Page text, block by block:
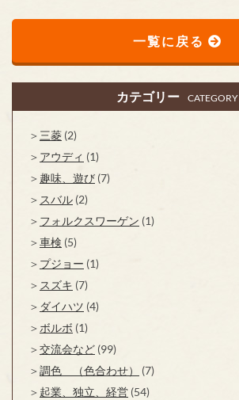
一覧に戻る
カテゴリー CATEGORY
三菱 (2)
アウディ (1)
趣味、遊び (7)
スバル (2)
フォルクスワーゲン (1)
車検 (5)
プジョー (1)
スズキ (7)
ダイハツ (4)
ボルボ (1)
交流会など (99)
調色 （色合わせ）
(7)
起業、独立、経営 (54)